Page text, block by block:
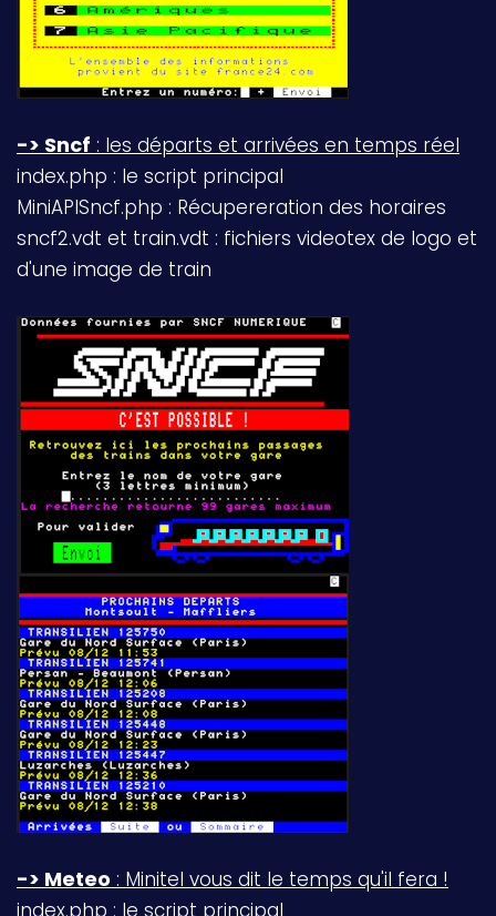
-> Sncf : les départs et arrivées en temps réel
index.php : le script principal
MiniAPISncf.php : Récupereration des horaires
sncf2.vdt et train.vdt : fichiers videotex de logo et
d'une image de train
-> Meteo : Minitel vous dit le temps qu'il fera !
index.php : le script principal